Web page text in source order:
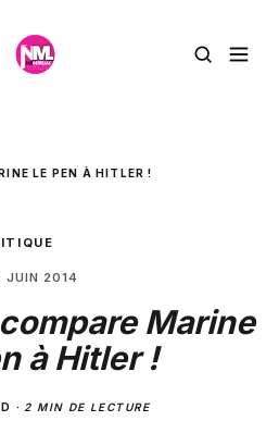
LE PEN À HITLER !
JUIN 2014
Marine
à Hitler !
· 2 MIN DE LECTURE